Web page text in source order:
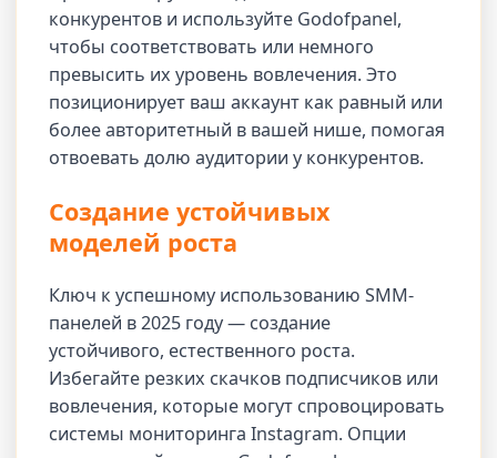
конкурентов и используйте Godofpanel,
чтобы соответствовать или немного
превысить их уровень вовлечения. Это
позиционирует ваш аккаунт как равный или
более авторитетный в вашей нише, помогая
отвоевать долю аудитории у конкурентов.
Создание устойчивых
моделей роста
Ключ к успешному использованию SMM-
панелей в 2025 году — создание
устойчивого, естественного роста.
Избегайте резких скачков подписчиков или
вовлечения, которые могут спровоцировать
системы мониторинга Instagram. Опции